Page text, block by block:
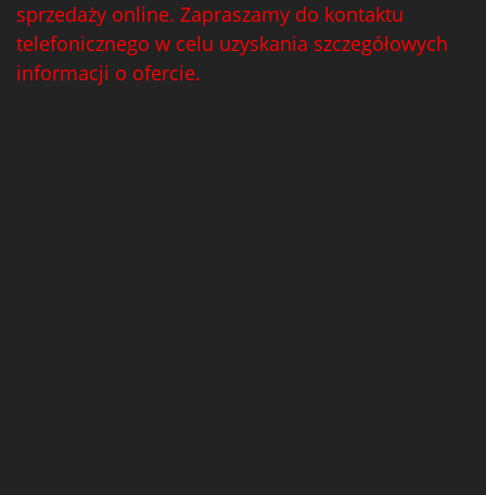
sprzedaży online. Zapraszamy do kontaktu
telefonicznego w celu uzyskania szczegółowych
informacji o ofercie.